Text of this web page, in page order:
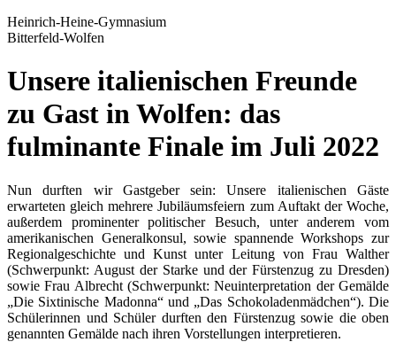
Heinrich-Heine-Gymnasium
Bitterfeld-Wolfen
Unsere italienischen Freunde
zu Gast in Wolfen: das
fulminante Finale im Juli 2022
Nun durften wir Gastgeber sein: Unsere italienischen Gäste
erwarteten gleich mehrere Jubiläumsfeiern zum Auftakt der Woche,
außerdem prominenter politischer Besuch, unter anderem vom
amerikanischen Generalkonsul, sowie spannende Workshops zur
Regionalgeschichte und Kunst unter Leitung von Frau Walther
(Schwerpunkt: August der Starke und der Fürstenzug zu Dresden)
sowie Frau Albrecht (Schwerpunkt: Neuinterpretation der Gemälde
„Die Sixtinische Madonna“ und „Das Schokoladenmädchen“). Die
Schülerinnen und Schüler durften den Fürstenzug sowie die oben
genannten Gemälde nach ihren Vorstellungen interpretieren.